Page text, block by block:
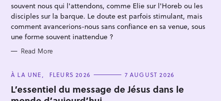
E
S
souvent nous qui l'attendons, comme Elie sur l'Horeb ou les
disciples sur la barque. Le doute est parfois stimulant, mais
comment avancerions-nous sans confiance en sa venue, sous
une forme souvent inattendue ?
Read More
C
T
E
À LA UNE FLEURS 2026 7 AUGUST 2026
L’essentiel du message de Jésus dans le